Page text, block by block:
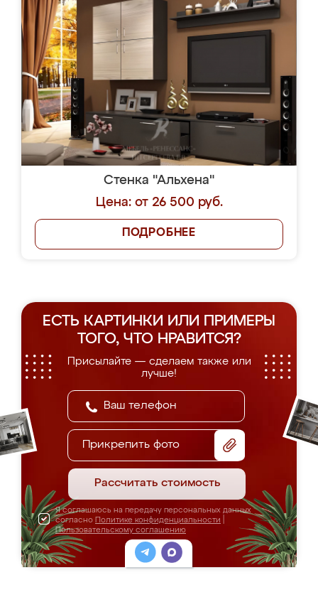
Стенка "Альхена"
Цена: от 26 500 руб.
ПОДРОБНЕЕ
ЕСТЬ КАРТИНКИ ИЛИ ПРИМЕРЫ
ТОГО, ЧТО НРАВИТСЯ?
Присылайте — сделаем также или
лучше!
Прикрепить фото
Рассчитать стоимость
Я соглашаюсь на передачу персональных данных
согласно Политике конфиденциальности
Пользовательскому соглашению